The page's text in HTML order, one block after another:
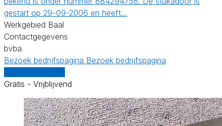
gestart op 29-09-2006 en heeft…
Werkgebied Baal
Contactgegevens
bvba
Bezoek bedrijfspagina Bezoek bedrijfspagina
Gratis - Vrijblijvend